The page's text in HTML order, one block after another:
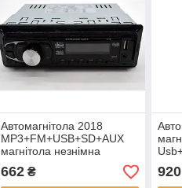
Автомагнітола 2018
MP3+FM+USB+SD+AUX
магнітола незнімна
662₴ 920